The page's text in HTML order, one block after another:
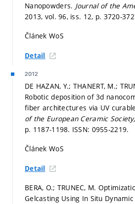
Nanopowders. Journal of the
2013, vol. 96, iss. 12, p. 3720-
Článek WoS
Detail
2012
DE HAZAN, Y.; THANERT, M.;
Robotic deposition of 3d
fiber architectures via UV
of the European Ceramic
p. 1187-1198. ISSN: 0955-2219.
Článek WoS
Detail
BERA, O.; TRUNEC, M.
Gelcasting Using In Situ Dynamic